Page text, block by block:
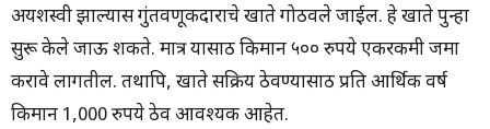
अयशस्वी झाल्यास गुंतवणूकदाराचे खाते गोठवले जाईल. हे खाते पुन्हा
सुरू केले जाऊ शकते. मात्र यासाठी किमान ५०० रुपये एकरकमी जमा
करावे लागतील. तथापि, खाते सक्रिय ठेवण्यासाठी प्रति आर्थिक वर्ष
किमान 1,000 रुपये ठेव आवश्यक आहेत.